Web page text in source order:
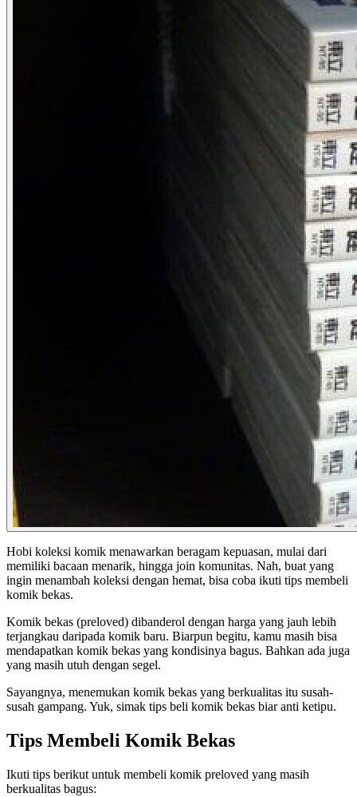
Hobi koleksi komik menawarkan beragam kepuasan, mulai dari
memiliki bacaan menarik, hingga join komunitas. Nah, buat yang
ingin menambah koleksi dengan hemat, bisa coba ikuti tips membeli
komik bekas.
Komik bekas (preloved) dibanderol dengan harga yang jauh lebih
terjangkau daripada komik baru. Biarpun begitu, kamu masih bisa
mendapatkan komik bekas yang kondisinya bagus. Bahkan ada juga
yang masih utuh dengan segel.
Sayangnya, menemukan komik bekas yang berkualitas itu susah-
susah gampang. Yuk, simak tips beli komik bekas biar anti ketipu.
Tips Membeli Komik Bekas
Ikuti tips berikut untuk membeli komik preloved yang masih
berkualitas bagus: